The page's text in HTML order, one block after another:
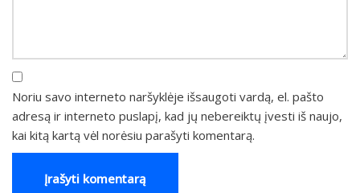
Noriu savo interneto naršyklėje išsaugoti vardą, el. pašto
adresą ir interneto puslapį, kad jų nebereiktų įvesti iš naujo,
kai kitą kartą vėl norėsiu parašyti komentarą.